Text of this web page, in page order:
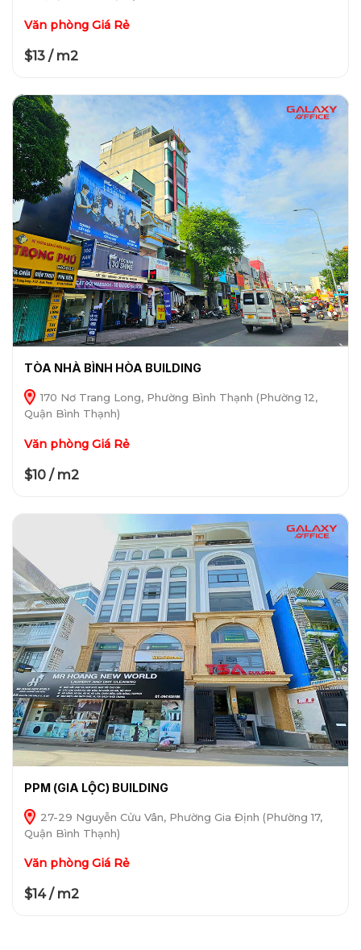
Văn phòng Giá Rẻ
$13 / m2
TÒA NHÀ BÌNH HÒA BUILDING
170 Nơ Trang Long, Phường Bình Thạnh (Phường 12,
Quận Bình Thạnh)
Văn phòng Giá Rẻ
$10 / m2
PPM (GIA LỘC) BUILDING
27-29 Nguyễn Cửu Vân, Phường Gia Định (Phường 17,
Quận Bình Thạnh)
Văn phòng Giá Rẻ
$14 / m2